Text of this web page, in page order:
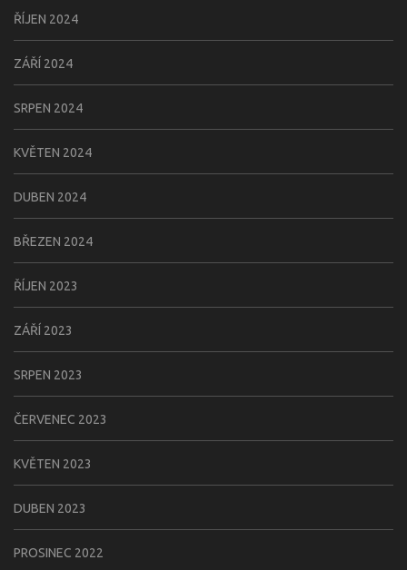
ŘÍJEN 2024
ZÁŘÍ 2024
SRPEN 2024
KVĚTEN 2024
DUBEN 2024
BŘEZEN 2024
ŘÍJEN 2023
ZÁŘÍ 2023
SRPEN 2023
ČERVENEC 2023
KVĚTEN 2023
DUBEN 2023
PROSINEC 2022